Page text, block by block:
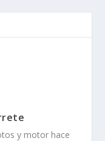
y motor hace